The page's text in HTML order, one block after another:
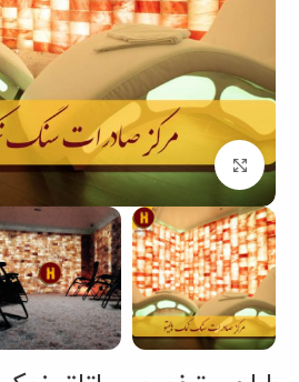
بزرگنمایی تصویر